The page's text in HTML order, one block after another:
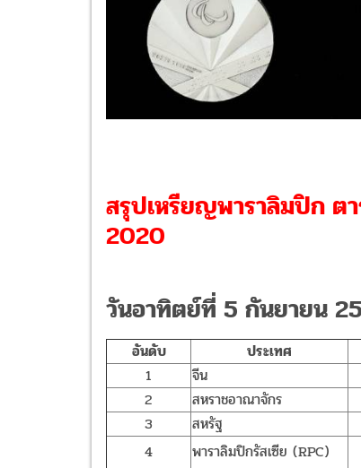
สรุปเหรียญพาราลิมปิก ต
2020
วันอาทิตย์ที่ 5 กันยายน
อันดับ ประเทศ
1
จีน
2
สหราชอาณาจักร
3
สหรัฐ
4
พาราลิมปิกรัสเซีย (RPC)